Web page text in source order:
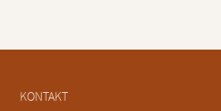
Navigation
KONTAKT